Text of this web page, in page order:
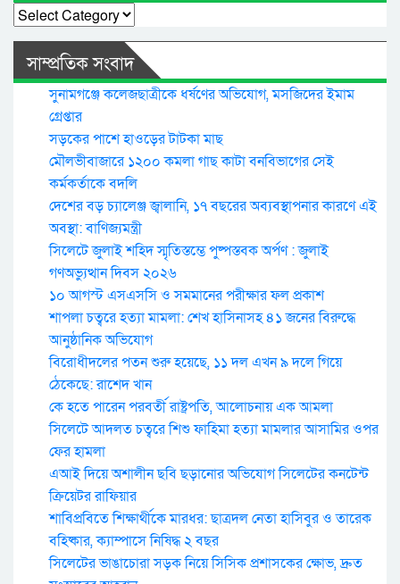
Categories
সাম্প্রতিক সংবাদ
সুনামগঞ্জে কলেজছাত্রীকে ধর্ষণের অভিযোগ, মসজিদের ইমাম
গ্রেপ্তার
সড়কের পাশে হাওড়ের টাটকা মাছ
মৌলভীবাজারে ১২০০ কমলা গাছ কাটা বনবিভাগের সেই
কর্মকর্তাকে বদলি
দেশের বড় চ্যালেঞ্জ জ্বালানি, ১৭ বছরের অব্যবস্থাপনার কারণে এই
অবস্থা: বাণিজ্যমন্ত্রী
সিলেটে জুলাই শহিদ স্মৃতিস্তম্ভে পুষ্পস্তবক অর্পণ : জুলাই
গণঅভ্যুত্থান দিবস ২০২৬
১০ আগস্ট এসএসসি ও সমমানের পরীক্ষার ফল প্রকাশ
শাপলা চত্বরে হত্যা মামলা: শেখ হাসিনাসহ ৪১ জনের বিরুদ্ধে
আনুষ্ঠানিক অভিযোগ
বিরোধীদলের পতন শুরু হয়েছে, ১১ দল এখন ৯ দলে গিয়ে
ঠেকেছে: রাশেদ খান
কে হতে পারেন পরবর্তী রাষ্ট্রপতি, আলোচনায় এক আমলা
সিলেটে আদলত চত্বরে শিশু ফাহিমা হত্যা মামলার আসামির ওপর
ফের হামলা
এআই দিয়ে অশালীন ছবি ছড়ানোর অভিযোগ সিলেটের কনটেন্ট
ক্রিয়েটর রাফিয়ার
শাবিপ্রবিতে শিক্ষার্থীকে মারধর: ছাত্রদল নেতা হাসিবুর ও তারেক
বহিষ্কার, ক্যাম্পাসে নিষিদ্ধ ২ বছর
সিলেটের ভাঙাচোরা সড়ক নিয়ে সিসিক প্রশাসকের ক্ষোভ, দ্রুত